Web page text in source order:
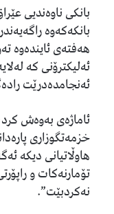
بانکی ناوەندیی
بانکەکەوە
هەفتەی ئایندەوە
ئەلیکترۆنی کە
ئەنجامدەدرێت
ئاماژەی بەوەش
خزمەتگوزاری
هاوڵاتیانی دیکە
تۆمارنەکات و
نەکردبێت”.